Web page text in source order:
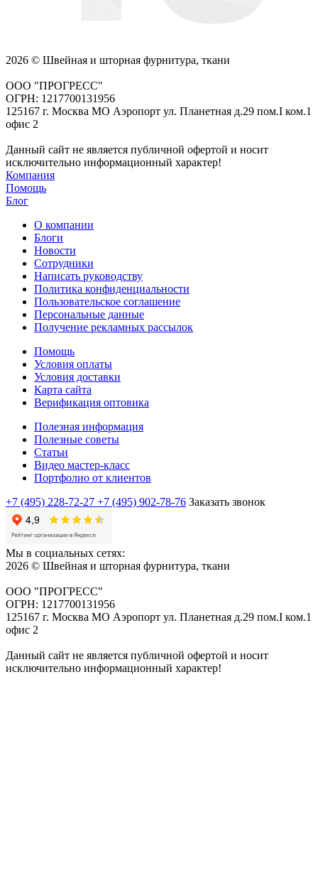
2026 © Швейная и шторная фурнитура, ткани
ООО "ПРОГРЕСС"
ОГРН: 1217700131956
125167 г. Москва МО Аэропорт ул. Планетная д.29 пом.I ком.1
офис 2
Данный сайт не является публичной офертой и носит
исключительно информационный характер!
Компания
Помощь
Блог
О компании
Блоги
Новости
Сотрудники
Написать руководству
Политика конфиденциальности
Пользовательское соглашение
Персональные данные
Получение рекламных рассылок
Помощь
Условия оплаты
Условия доставки
Карта сайта
Верификация оптовика
Полезная информация
Полезные советы
Статьи
Видео мастер-класс
Портфолио от клиентов
+7 (495) 228-72-27 +7 (495) 902-78-76 Заказать звонок
Мы в социальных сетях:
2026 © Швейная и шторная фурнитура, ткани
ООО "ПРОГРЕСС"
ОГРН: 1217700131956
125167 г. Москва МО Аэропорт ул. Планетная д.29 пом.I ком.1
офис 2
Данный сайт не является публичной офертой и носит
исключительно информационный характер!